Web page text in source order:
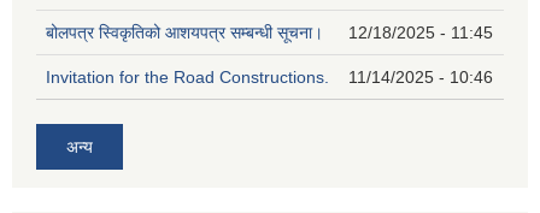
बोलपत्र स्विकृतिको आशयपत्र सम्बन्धी सूचना। 12/18/2025 - 11:45
Invitation for the Road Constructions. 11/14/2025 - 10:46
अन्य